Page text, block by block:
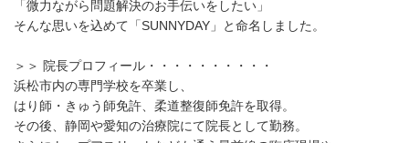
「微力ながら問題解決のお手伝いをしたい」
そんな思いを込めて「SUNNYDAY」と命名しました。
＞＞ 院長プロフィール・・・・・・・・・・
浜松市内の専門学校を卒業し、
はり師・きゅう師免許、柔道整復師免許を取得。
その後、静岡や愛知の治療院にて院長として勤務。